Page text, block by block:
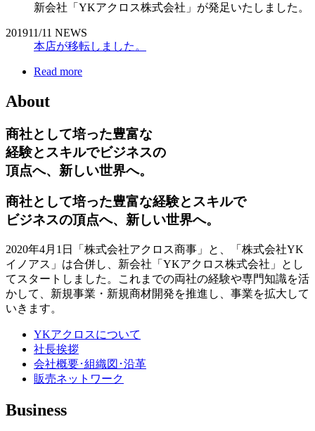
新会社「YKアクロス株式会社」が発足いたしました。
201911/11 NEWS
本店が移転しました。
Read more
About
商社として培った豊富な
経験とスキルでビジネスの
頂点へ、新しい世界へ。
商社として培った豊富な経験とスキルで
ビジネスの頂点へ、新しい世界へ。
2020年4月1日「株式会社アクロス商事」と、「株式会社YK
イノアス」は合併し、新会社「YKアクロス株式会社」とし
てスタートしました。これまでの両社の経験や専門知識を活
かして、新規事業・新規商材開発を推進し、事業を拡大して
いきます。
YKアクロスについて
社長挨拶
会社概要･組織図･沿革
販売ネットワーク
Business